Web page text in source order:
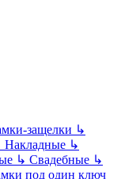
защелки ↳
Накладные ↳
↳ Свадебные ↳
под один ключ